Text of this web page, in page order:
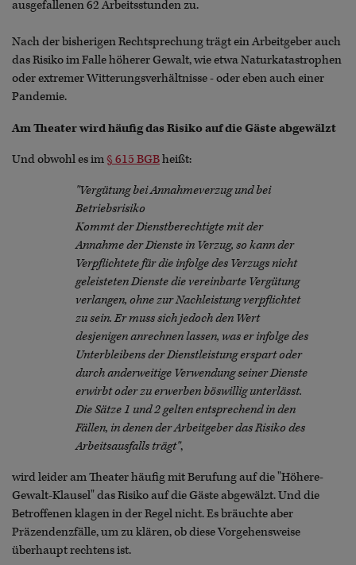
ausgefallenen 62 Arbeitsstunden zu.
Nach der bisherigen Rechtsprechung trägt ein Arbeitgeber auch
das Risiko im Falle höherer Gewalt, wie etwa Naturkatastrophen
oder extremer Witterungsverhältnisse - oder eben auch einer
Pandemie.
Am Theater wird häufig das Risiko auf die Gäste abgewälzt
Und obwohl es im§ 615 BGBheißt:
"Vergütung bei Annahmeverzug und bei
Betriebsrisiko
Kommt der Dienstberechtigte mit der
Annahme der Dienste in Verzug, so kann der
Verpflichtete für die infolge des Verzugs nicht
geleisteten Dienste die vereinbarte Vergütung
verlangen, ohne zur Nachleistung verpflichtet
zu sein. Er muss sich jedoch den Wert
desjenigen anrechnen lassen, was er infolge des
Unterbleibens der Dienstleistung erspart oder
durch anderweitige Verwendung seiner Dienste
erwirbt oder zu erwerben böswillig unterlässt.
Die Sätze 1 und 2 gelten entsprechend in den
Fällen, in denen der Arbeitgeber das Risiko des
Arbeitsausfalls trägt",
wird leider am Theater häufig mit Berufung auf die "Höhere-
Gewalt-Klausel" das Risiko auf die Gäste abgewälzt. Und die
Betroffenen klagen in der Regel nicht. Es bräuchte aber
Präzendenzfälle, um zu klären, ob diese Vorgehensweise
überhaupt rechtens ist.